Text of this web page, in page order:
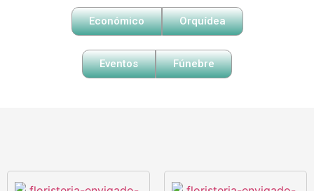
Económico Orquídea
Eventos Fúnebre